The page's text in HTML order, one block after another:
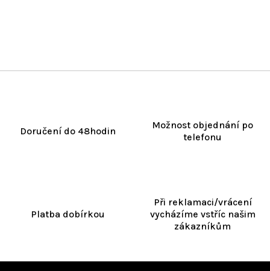
Doručení do 48hodin
Možnost objednání po
telefonu
Platba dobírkou
Při reklamaci/vrácení
vycházíme vstříc našim
zákazníkům